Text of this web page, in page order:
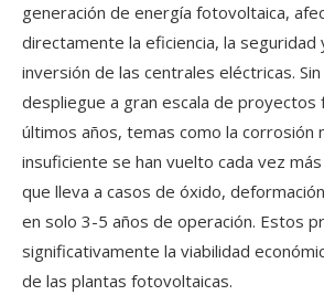
generación de energía fotovoltaica,
directamente la eficiencia, la
inversión de las centrales eléctricas.
despliegue a gran escala de
últimos años, temas como la corrosión
insuficiente se han vuelto cada vez
que lleva a casos de óxido,
en solo 3-5 años de operación. Estos
significativamente la viabilidad
de las plantas fotovoltaicas.